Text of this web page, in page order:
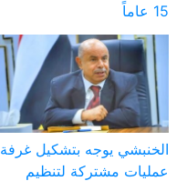
15 عاماً
الخنبشي يوجه بتشكيل غرفة
عمليات مشتركة لتنظيم